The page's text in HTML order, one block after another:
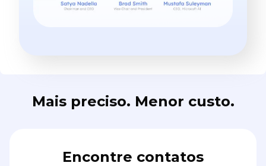
Mais preciso. Menor custo.
Encontre contatos